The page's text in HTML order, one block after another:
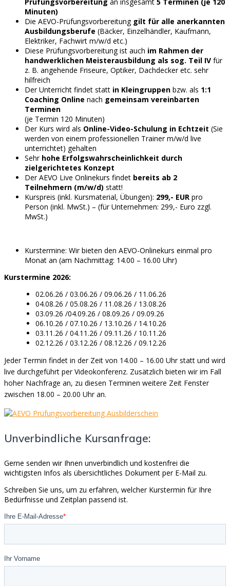
Minuten)
Die AEVO-Prüfungsvorbereitung gilt für alle anerkannten
Ausbildungsberufe (Bäcker, Einzelhändler, Kaufmann,
Elektriker, Fachwirt m/w/d etc.)
Diese Prüfungsvorbereitung ist auch im Rahmen der
handwerklichen Meisterausbildung als sog. Teil IV für
z. B. angehende Friseure, Optiker, Dachdecker etc. sehr
hilfreich
Der Unterricht findet statt in Kleingruppen bzw. als 1:1
Coaching Online nach gemeinsam vereinbarten
Terminen
(je Termin 120 Minuten)
Der Kurs wird als Online-Video-Schulung in Echtzeit (Sie
werden von einem professionellen Trainer m/w/d live
unterrichtet) gehalten
Sehr hohe Erfolgswahrscheinlichkeit durch
zielgerichtetes Konzept
Der AEVO Live Onlinekurs findet bereits ab 2
Teilnehmern (m/w/d) statt!
Kurspreis (inkl. Kursmaterial, Übungen): 299,- EUR pro
Person (inkl. MwSt.) – (für Unternehmen: 299,- Euro zzgl.
MwSt.)
Kurstermine: Wir bieten den AEVO-Onlinekurs einmal pro
Monat an (am Nachmittag: 14.00 – 16.00 Uhr)
Kurstermine 2026:
02.06.26 / 03.06.26 / 09.06.26 / 11.06.26
04.08.26 / 05.08.26 / 11.08.26 / 13.08.26
03.09.26 /04.09.26 / 08.09.26 / 09.09.26
06.10.26 / 07.10.26 / 13.10.26 / 14.10.26
03.11.26 / 04.11.26 / 09.11.26 / 10.11.26
02.12.26 / 03.12.26 / 08.12.26 / 09.12.26
Jeder Termin findet in der Zeit von 14.00 – 16.00 Uhr statt und wird
live durchgeführt per Videokonferenz. Zusätzlich bieten wir im Fall
hoher Nachfrage an, zu diesen Terminen weitere Zeit Fenster
zwischen 18.00 – 20.00 Uhr an.
Unverbindliche Kursanfrage:
Gerne senden wir Ihnen unverbindlich und kostenfrei die
wichtigsten Infos als übersichtliches Dokument per E-Mail zu.
Schreiben Sie uns, um zu erfahren, welcher Kurstermin für Ihre
Bedürfnisse und Zeitplan passend ist.